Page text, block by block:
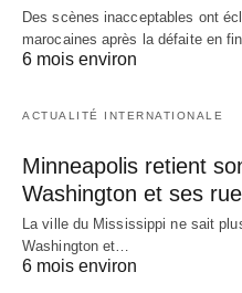
Des scènes inacceptables ont
marocaines après la défaite en
6 mois environ
ACTUALITÉ INTERNATIONALE
Minneapolis retient
Washington et ses
La ville du Mississippi ne sait
Washington et…
6 mois environ